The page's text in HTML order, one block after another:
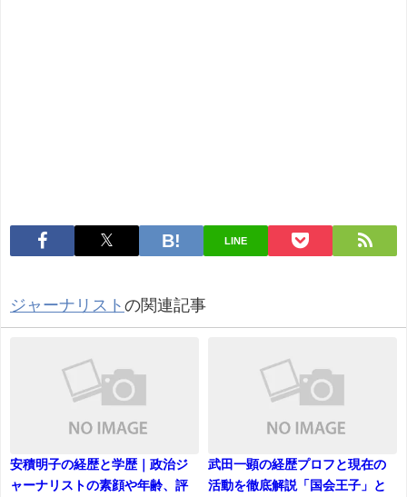
LINE
ジャーナリスト の関連記事
安積明子の経歴と学歴｜政治ジ
ャーナリストの素顔や年齢、評
武田一顕の経歴プロフと現在の
活動を徹底解説「国会王子」と